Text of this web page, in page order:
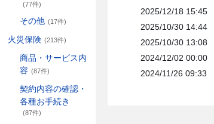
(77件)
その他 (17件)
火災保険 (213件)
商品・サービス内
容 (87件)
契約内容の確認・
各種お手続き
(87件)
2025/12/18 15:45
2025/10/30 14:44
2025/10/30 13:08
2024/12/02 00:00
2024/11/26 09:33